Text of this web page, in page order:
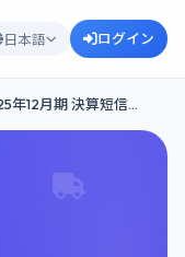
日本語 ログイン
年12月期 決算短信…